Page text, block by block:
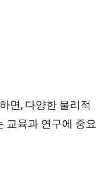
면, 다양한 물리적
교육과 연구에 중요